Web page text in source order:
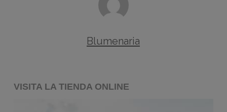
Blumenaria
VISITA LA TIENDA ONLINE